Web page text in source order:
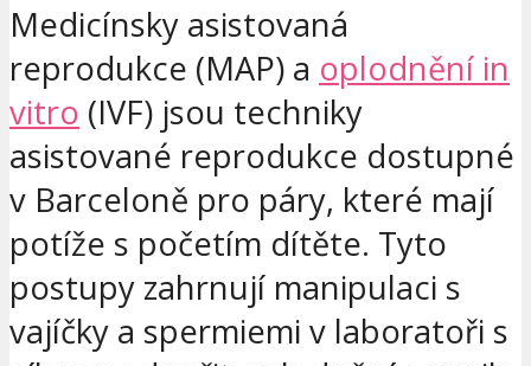
Medicínsky asistovaná
reprodukce (MAP) a oplodnění in
vitro (IVF) jsou techniky
asistované reprodukce dostupné
v Barceloně pro páry, které mají
potíže s početím dítěte. Tyto
postupy zahrnují manipulaci s
vajíčky a spermiemi v laboratoři s